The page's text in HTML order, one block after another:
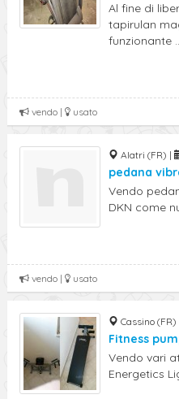
Al fine di
tapirulan
funzionante
vendo | usato
Alatri (FR) |
pedana
Vendo
DKN come
vendo | usato
Cassino (FR)
Fitness
Vendo vari
Energetics